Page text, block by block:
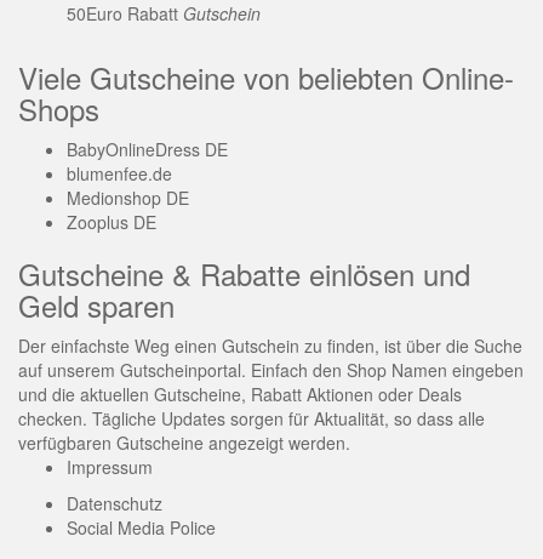
50Euro Rabatt Gutschein
Viele Gutscheine von beliebten Online-
Shops
BabyOnlineDress DE
blumenfee.de
Medionshop DE
Zooplus DE
Gutscheine & Rabatte einlösen und
Geld sparen
Der einfachste Weg einen Gutschein zu finden, ist über die Suche
auf unserem Gutscheinportal. Einfach den Shop Namen eingeben
und die aktuellen Gutscheine, Rabatt Aktionen oder Deals
checken. Tägliche Updates sorgen für Aktualität, so dass alle
verfügbaren Gutscheine angezeigt werden.
Impressum
Datenschutz
Social Media Police